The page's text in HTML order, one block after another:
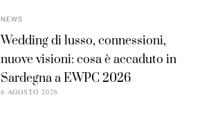
NEWS
Wedding di lusso, connessioni,
nuove visioni: cosa è accaduto in
Sardegna a EWPC 2026
6 AGOSTO 2026